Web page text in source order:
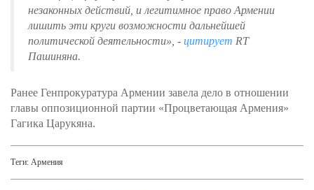
незаконных действий, и легитимное право Армении
лишить эти круги возможности дальнейшей
политической деятельности», - цитирует RT
Пашиняна.
Ранее Генпрокуратура Армении завела дело в отношении
главы оппозиционной партии «Процветающая Армения»
Гагика Царукяна.
Теги: Армения